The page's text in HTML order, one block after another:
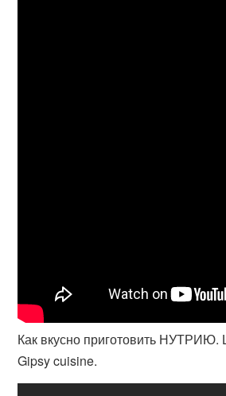
Как вкусно приготовить НУТРИЮ.
Gipsy cuisine.